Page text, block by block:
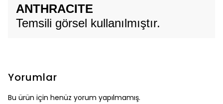
ANTHRACITE
Temsili görsel kullanılmıştır.
Yorumlar
Bu ürün için henüz yorum yapılmamış.